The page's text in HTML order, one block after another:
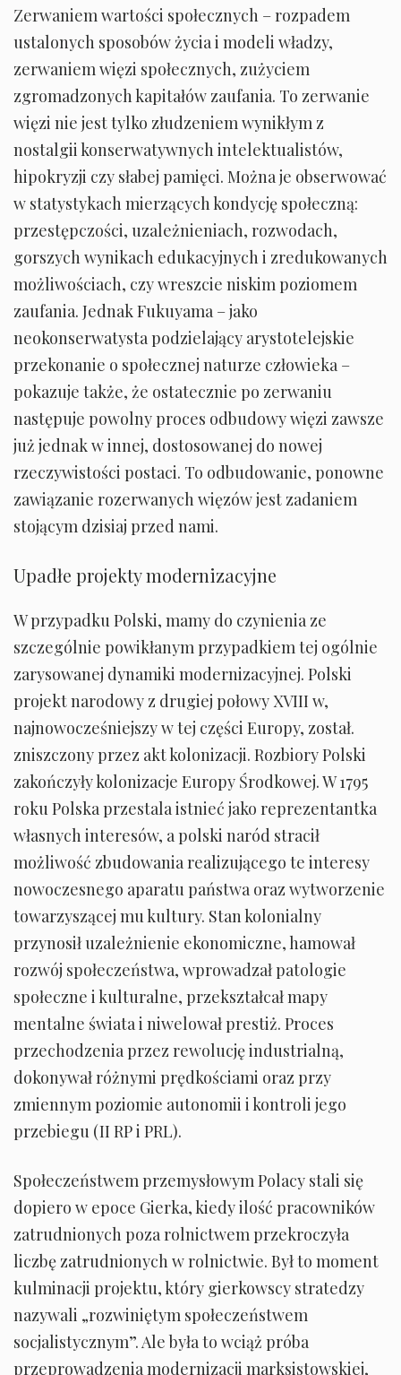
Zerwaniem wartości społecznych – rozpadem
ustalonych sposobów życia i modeli władzy,
zerwaniem więzi społecznych, zużyciem
zgromadzonych kapitałów zaufania. To zerwanie
więzi nie jest tylko złudzeniem wynikłym z
nostalgii konserwatywnych intelektualistów,
hipokryzji czy słabej pamięci. Można je obserwować
w statystykach mierzących kondycję społeczną:
przestępczości, uzależnieniach, rozwodach,
gorszych wynikach edukacyjnych i zredukowanych
możliwościach, czy wreszcie niskim poziomem
zaufania. Jednak Fukuyama – jako
neokonserwatysta podzielający arystotelejskie
przekonanie o społecznej naturze człowieka –
pokazuje także, że ostatecznie po zerwaniu
następuje powolny proces odbudowy więzi zawsze
już jednak w innej, dostosowanej do nowej
rzeczywistości postaci. To odbudowanie, ponowne
zawiązanie rozerwanych więzów jest zadaniem
stojącym dzisiaj przed nami.
Upadłe projekty modernizacyjne
W przypadku Polski, mamy do czynienia ze
szczególnie powikłanym przypadkiem tej ogólnie
zarysowanej dynamiki modernizacyjnej. Polski
projekt narodowy z drugiej połowy XVIII w,
najnowocześniejszy w tej części Europy, został.
zniszczony przez akt kolonizacji. Rozbiory Polski
zakończyły kolonizacje Europy Środkowej. W 1795
roku Polska przestala istnieć jako reprezentantka
własnych interesów, a polski naród stracił
możliwość zbudowania realizującego te interesy
nowoczesnego aparatu państwa oraz wytworzenie
towarzyszącej mu kultury. Stan kolonialny
przynosił uzależnienie ekonomiczne, hamował
rozwój społeczeństwa, wprowadzał patologie
społeczne i kulturalne, przekształcał mapy
mentalne świata i niwelował prestiż. Proces
przechodzenia przez rewolucję industrialną,
dokonywał różnymi prędkościami oraz przy
zmiennym poziomie autonomii i kontroli jego
przebiegu (II RP i PRL).
Społeczeństwem przemysłowym Polacy stali się
dopiero w epoce Gierka, kiedy ilość pracowników
zatrudnionych poza rolnictwem przekroczyła
liczbę zatrudnionych w rolnictwie. Był to moment
kulminacji projektu, który gierkowscy stratedzy
nazywali „rozwiniętym społeczeństwem
socjalistycznym”. Ale była to wciąż próba
przeprowadzenia modernizacji marksistowskiej,